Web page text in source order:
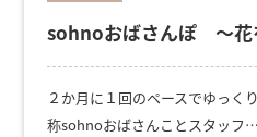
sohnoおばさんぽ ～花
２か月に１回のペースでゆっく
称sohnoおばさんことスタッフ…